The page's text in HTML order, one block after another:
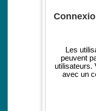
Les
peuvent
utilisateurs.
avec un